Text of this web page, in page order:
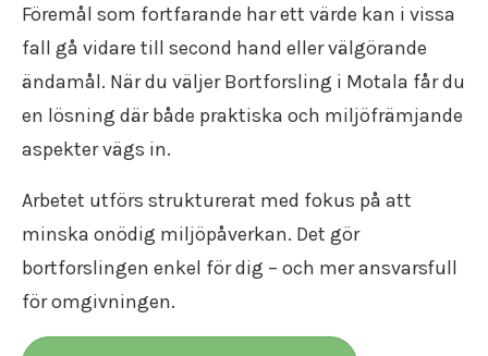
Föremål som fortfarande har ett värde kan i vissa
fall gå vidare till second hand eller välgörande
ändamål. När du väljer Bortforsling i Motala får du
en lösning där både praktiska och miljöfrämjande
aspekter vägs in.
Arbetet utförs strukturerat med fokus på att
minska onödig miljöpåverkan. Det gör
bortforslingen enkel för dig – och mer ansvarsfull
för omgivningen.